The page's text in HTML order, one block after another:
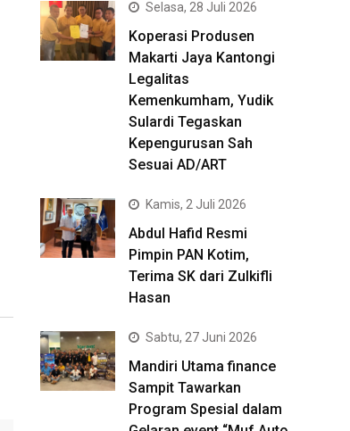
Selasa, 28 Juli 2026
Koperasi Produsen
Makarti Jaya Kantongi
Legalitas
Kemenkumham, Yudik
Sulardi Tegaskan
Kepengurusan Sah
Sesuai AD/ART
Kamis, 2 Juli 2026
Abdul Hafid Resmi
Pimpin PAN Kotim,
Terima SK dari Zulkifli
Hasan
Sabtu, 27 Juni 2026
Mandiri Utama finance
Sampit Tawarkan
Program Spesial dalam